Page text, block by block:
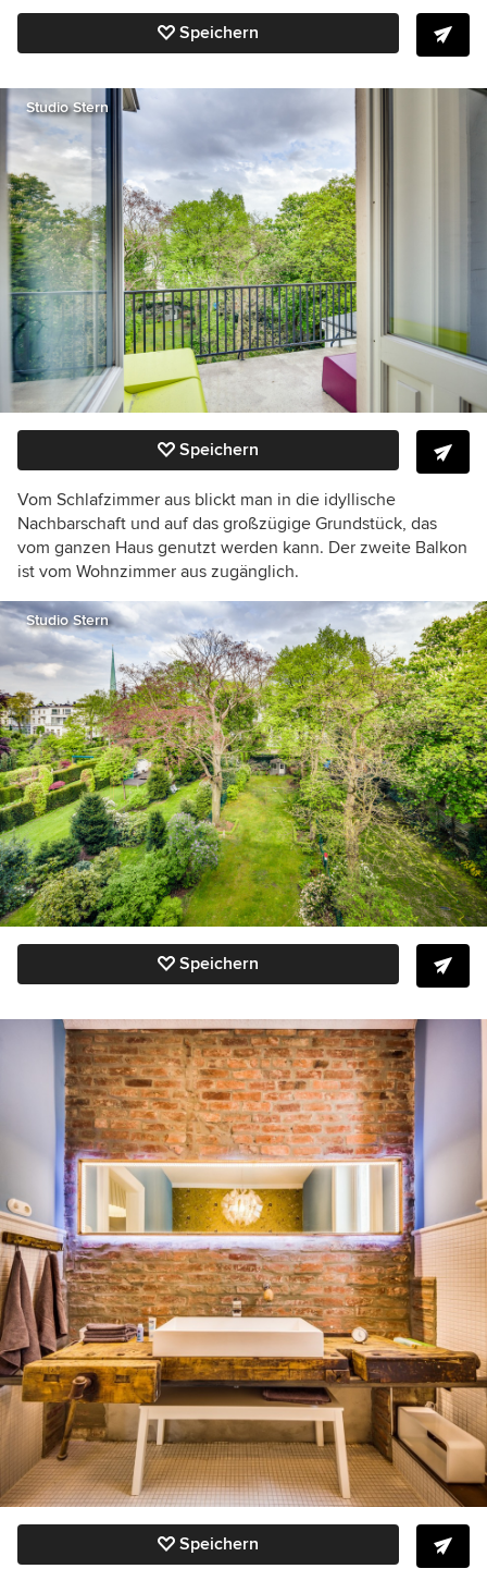
Speichern
Studio Stern
Speichern
Vom Schlafzimmer aus blickt man in die idyllische
Nachbarschaft und auf das großzügige Grundstück, das
vom ganzen Haus genutzt werden kann. Der zweite Balkon
ist vom Wohnzimmer aus zugänglich.
Studio Stern
Speichern
Speichern